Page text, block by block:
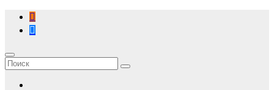
Перейти
содержимому